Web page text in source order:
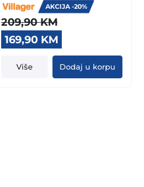
AKCIJA -20%
209,90KM
Original
price
was:
209,90 KM.
169,90 KM
price
is:
169,90 KM.
Više Dodaj u korpu